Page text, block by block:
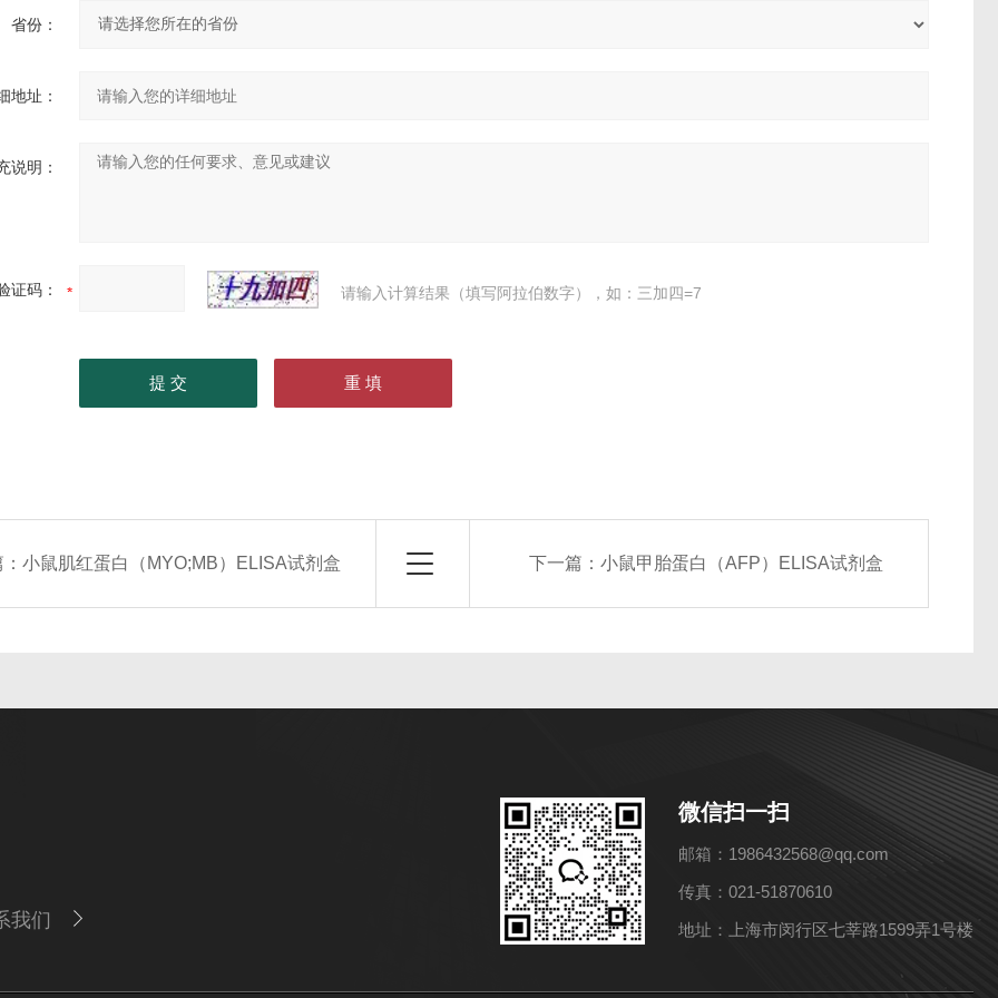
省份：
地址：
说明：
证码： 请输入计算结果（填写阿拉伯数字），如：三加四=7
：小鼠肌红蛋白（MYO;MB）ELISA试剂盒 下一篇： 小鼠甲胎蛋白（AFP）ELISA试剂盒
我们
微信扫一扫
邮箱：1986432568@qq.com
传真：021-51870610
地址：上海市闵行区七莘路1599弄1号楼